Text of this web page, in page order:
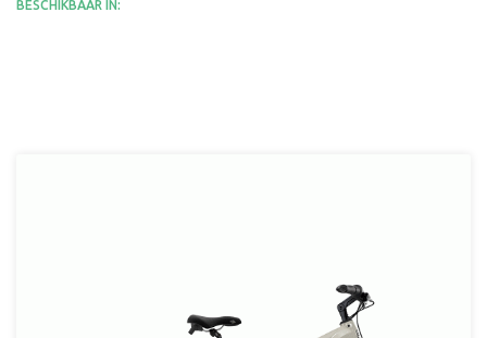
BESCHIKBAAR IN: